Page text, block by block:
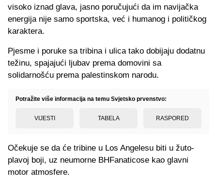
visoko iznad glava, jasno poručujući da im navijačka
energija nije samo sportska, već i humanog i političkog
karaktera.
Pjesme i poruke sa tribina i ulica tako dobijaju dodatnu
težinu, spajajući ljubav prema domovini sa
solidarnošću prema palestinskom narodu.
Potražite više informacija na temu Svjetsko prvenstvo:
VIJESTI TABELA RASPORED
Očekuje se da će tribine u Los Angelesu biti u žuto-
plavoj boji, uz neumorne BHFanaticose kao glavni
motor atmosfere.